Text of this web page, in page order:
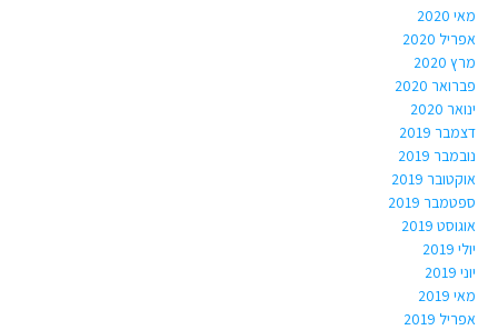
מאי 2020
אפריל 2020
מרץ 2020
פברואר 2020
ינואר 2020
דצמבר 2019
נובמבר 2019
אוקטובר 2019
ספטמבר 2019
אוגוסט 2019
יולי 2019
יוני 2019
מאי 2019
אפריל 2019